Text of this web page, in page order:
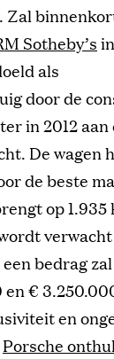
Zal
Sotheby’s
als
door de
in 2012
De wagen
de beste
op 1.935
bedrag
€
en
Porsche